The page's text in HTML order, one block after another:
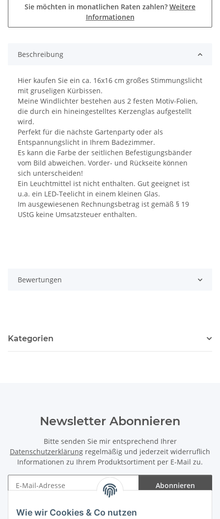
Wie wir Cookies & Co nutzen
Sie möchten in monatlichen Raten zahlen? Weitere
Informationen
Beschreibung
Hier kaufen Sie ein ca. 16x16 cm großes Stimmungslicht
mit gruseligen Kürbissen.
Meine Windlichter bestehen aus 2 festen Motiv-Folien,
die durch ein hineingestelltes Kerzenglas aufgestellt
wird.
Perfekt für die nächste Gartenparty oder als
Entspannungslicht in Ihrem Badezimmer.
Es kann die Farbe der seitlichen Befestigungsbänder
vom Bild abweichen. Vorder- und Rückseite können
sich unterscheiden!
Ein Leuchtmittel ist nicht enthalten. Gut geeignet ist
u.a. ein LED-Teelicht in einem kleinen Glas.
Im ausgewiesenen Rechnungsbetrag ist gemäß § 19
UStG keine Umsatzsteuer enthalten.
Bewertungen
Kategorien
Newsletter Abonnieren
Bitte senden Sie mir entsprechend Ihrer
Datenschutzerklärung regelmäßig und jederzeit widerruflich
Informationen zu Ihrem Produktsortiment per E-Mail zu.
Abonnieren